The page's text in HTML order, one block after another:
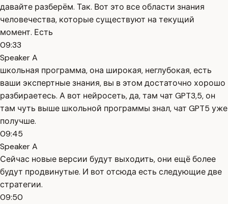
давайте разберём. Так. Вот это все области знания
человечества, которые существуют на текущий
момент. Есть
09:33
Speaker A
школьная программа, она широкая, неглубокая, есть
ваши экспертные знания, вы в этом достаточно хорошо
разбираетесь. А вот нейросеть, да, там чат GPT3,5, он
там чуть выше школьной программы знал, чат GPT5 уже
получше.
09:45
Speaker A
Сейчас новые версии будут выходить, они ещё более
будут продвинутые. И вот отсюда есть следующие две
стратегии.
09:50